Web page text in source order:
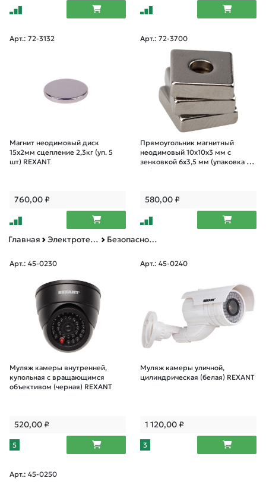
Арт.: 72-3132
Магнит неодимовый диск
15х2мм сцепление 2,3кг (уп. 5
шт) REXANT
760,00₽
Арт.: 72-3700
Прямоугольник магнитный
неодимовый 10х10х3 мм с
зенковкой 6х3,5 мм (упаковка 3
шт.)
580,00₽
Главная Электротехническая продукция Безопасность системы контроля
Арт.: 45-0230
Муляж камеры внутренней,
купольная с вращающимся
объективом (черная) REXANT
520,00₽
5
Арт.: 45-0240
Муляж камеры уличной,
цилиндрическая (белая) REXANT
1 120,00₽
3
Арт.: 45-0250